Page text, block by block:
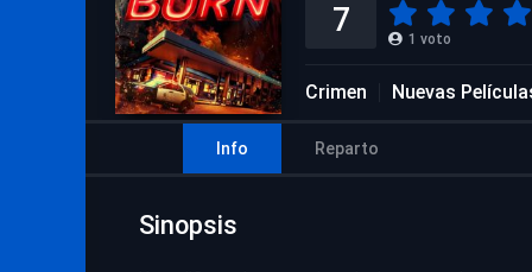
7 1 voto
Crimen Nuevas
Info Reparto
Sinopsis